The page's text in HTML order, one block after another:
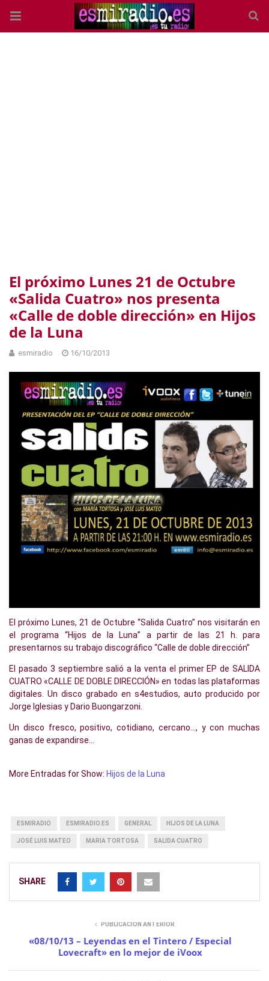
El próximo Lunes 21 de Octubre
«Salida Cuatro» nos presenta
«Calle de doble dirección» en Hijos
de la Luna
esmiradio 16/10/2013
El próximo Lunes, 21 de Octubre “Salida Cuatro” nos visitarán en
el programa “Hijos de la Luna” a partir de las 21 h. para
presentarnos su trabajo discográfico “Calle de doble dirección”
El pasado 3 septiembre salió a la venta el primer EP de SALIDA
CUATRO «CALLE DE DOBLE DIRECCIÓN» en todas las plataformas
digitales. Un disco grabado en s4estudios, auto producido por
Jorge Iglesias y Dario Buongarzoni.
Un disco fresco, positivo, cotidiano, cercano…, y con muchas
ganas de expandirse…
More Entradas for Show: Hijos de la Luna
ESMIRADIO ESMIRADIO.ES GENERAL HIJOS DE LA LUNA
JOSÉ LUIS MATEO MARIA TORTOSA SALIDA CUATRO
SHARE
PUBLICACIÓN ANTERIOR
«08/10/13 – Leyendas en el Tintero / Especial
Lovecraft» en lo mejor de iVoox